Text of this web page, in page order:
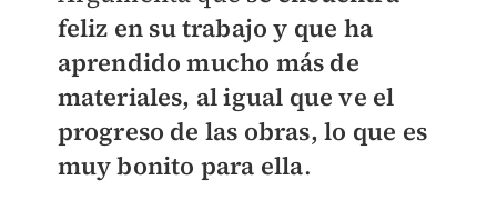
feliz en su trabajo y que ha
aprendido mucho más de
materiales, al igual que ve el
progreso de las obras, lo que es
muy bonito para ella.